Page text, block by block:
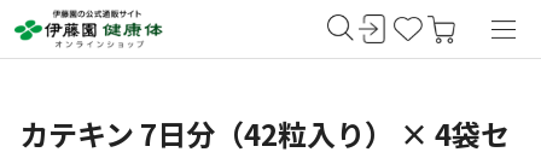
カテキン 7日分（42粒入り） × 4袋セ